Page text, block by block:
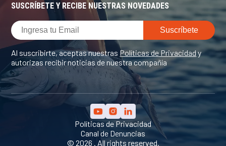
SUSCRÍBETE Y RECIBE NUESTRAS NOVEDADES
Al suscribirte, aceptas nuestras Políticas de Privacidady
autorizas recibir noticias de nuestra compañía
© 2026 . All rights reserved.
Políticas de Privacidad
Canal de Denuncias